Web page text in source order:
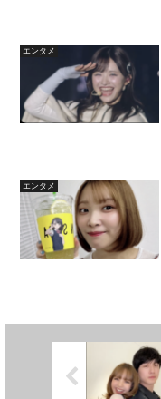
エンタメ
エンタメ